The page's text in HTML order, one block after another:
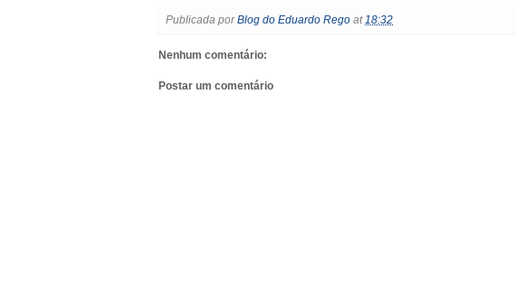
Publicada porBlog do Eduardo Rego at18:32
Nenhum comentário:
Postar um comentário